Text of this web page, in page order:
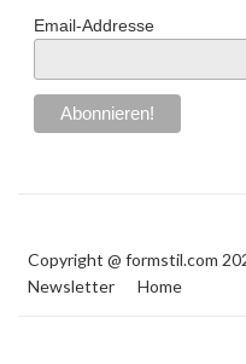
Email-Addresse
Copyright @ formstil.com
Newsletter
Home